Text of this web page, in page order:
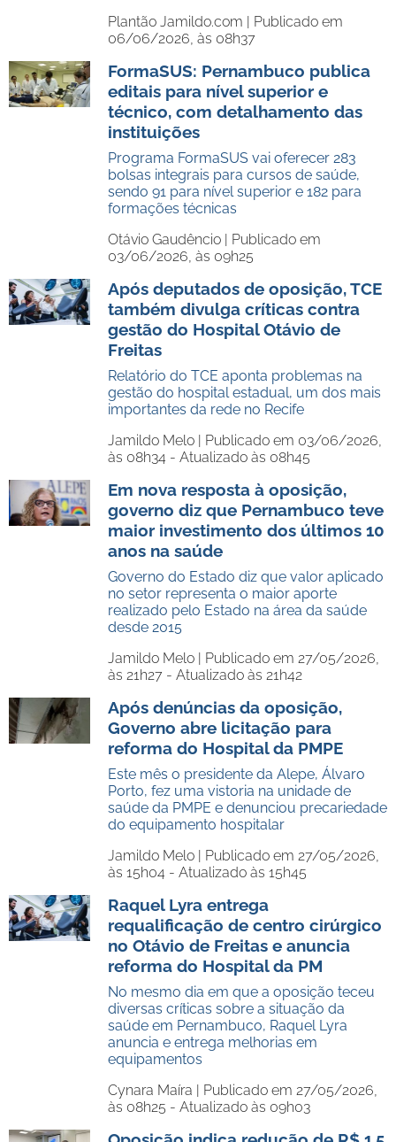
Plantão Jamildo.com | Publicado em
06/06/2026, às 08h37
FormaSUS: Pernambuco publica
editais para nível superior e
técnico, com detalhamento das
instituições
Programa FormaSUS vai oferecer 283
bolsas integrais para cursos de saúde,
sendo 91 para nível superior e 182 para
formações técnicas
Otávio Gaudêncio | Publicado em
03/06/2026, às 09h25
Após deputados de oposição, TCE
também divulga críticas contra
gestão do Hospital Otávio de
Freitas
Relatório do TCE aponta problemas na
gestão do hospital estadual, um dos mais
importantes da rede no Recife
Jamildo Melo | Publicado em 03/06/2026,
às 08h34 - Atualizado às 08h45
Em nova resposta à oposição,
governo diz que Pernambuco teve
maior investimento dos últimos 10
anos na saúde
Governo do Estado diz que valor aplicado
no setor representa o maior aporte
realizado pelo Estado na área da saúde
desde 2015
Jamildo Melo | Publicado em 27/05/2026,
às 21h27 - Atualizado às 21h42
Após denúncias da oposição,
Governo abre licitação para
reforma do Hospital da PMPE
Este mês o presidente da Alepe, Álvaro
Porto, fez uma vistoria na unidade de
saúde da PMPE e denunciou precariedade
do equipamento hospitalar
Jamildo Melo | Publicado em 27/05/2026,
às 15h04 - Atualizado às 15h45
Raquel Lyra entrega
requalificação de centro cirúrgico
no Otávio de Freitas e anuncia
reforma do Hospital da PM
No mesmo dia em que a oposição teceu
diversas críticas sobre a situação da
saúde em Pernambuco, Raquel Lyra
anuncia e entrega melhorias em
equipamentos
Cynara Maíra | Publicado em 27/05/2026,
às 08h25 - Atualizado às 09h03